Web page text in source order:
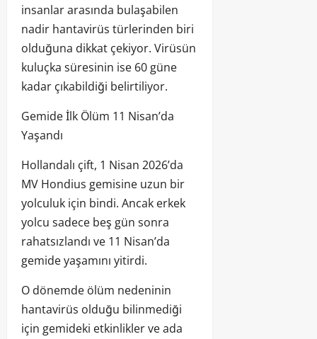
insanlar arasında bulaşabilen
nadir hantavirüs türlerinden biri
olduğuna dikkat çekiyor. Virüsün
kuluçka süresinin ise 60 güne
kadar çıkabildiği belirtiliyor.
Gemide İlk Ölüm 11 Nisan’da
Yaşandı
Hollandalı çift, 1 Nisan 2026’da
MV Hondius gemisine uzun bir
yolculuk için bindi. Ancak erkek
yolcu sadece beş gün sonra
rahatsızlandı ve 11 Nisan’da
gemide yaşamını yitirdi.
O dönemde ölüm nedeninin
hantavirüs olduğu bilinmediği
için gemideki etkinlikler ve ada